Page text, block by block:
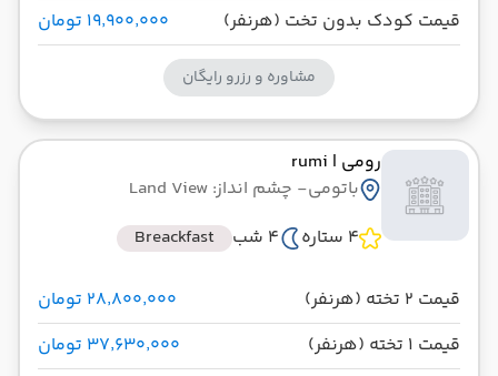
قیمت کودک بدون تخت (هرنفر)
۱۹٬۹۰۰٬۰۰۰ تومان
مشاوره و رزرو رایگان
رومی | rumi
باتومی- چشم انداز: Land View
4 ستاره
4 شب Breackfast
قیمت 2 تخته (هرنفر)
۲۸٬۸۰۰٬۰۰۰ تومان
قیمت 1 تخته (هرنفر)
۳۷٬۶۳۰٬۰۰۰ تومان